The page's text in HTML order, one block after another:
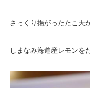
さっくり揚がったたこ天
しまなみ海道産レモンを